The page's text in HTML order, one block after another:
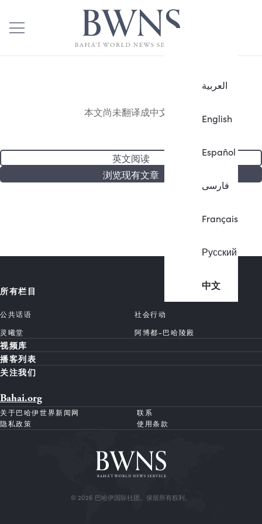
العربية
English
Español
فارسی
Français
Русский
中文
本文尚未翻译成中文。
英文阅读
浏览现有文章
所有栏目
公共话语
社会行动
灵曦堂
阿博都-巴哈陵殿
视频库
播客列表
关注我们
Bahai.org
关于巴哈伊世界新闻网
联系
隐私政策
使用条款
© 2026 巴哈伊国际社团。保留所有权利。